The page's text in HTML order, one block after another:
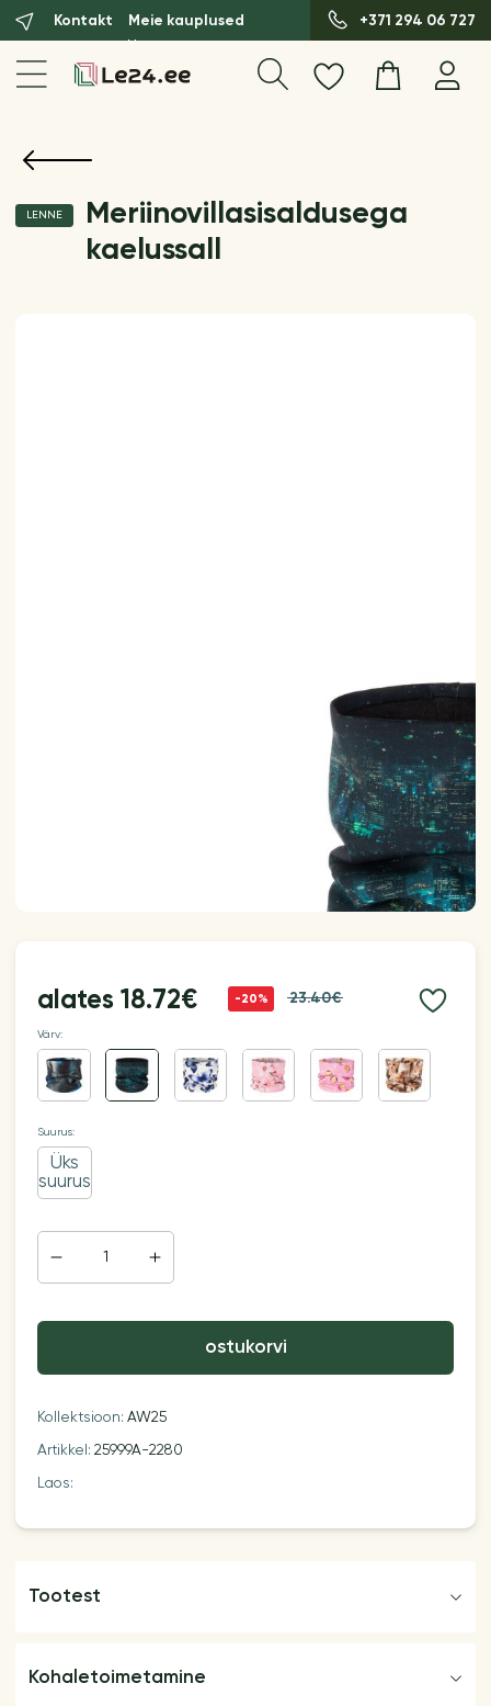
Kontakt Meie kauplused +371 294 06 727
LENNE
Meriinovillasisaldusega
kaelussall
alates18.72€ -20% 23.40€
Värv:
Suurus:
Üks
suurus
ostukorvi
Kollektsioon:AW25
Artikkel:25999A-2280
Laos:
Tootest
Kohaletoimetamine